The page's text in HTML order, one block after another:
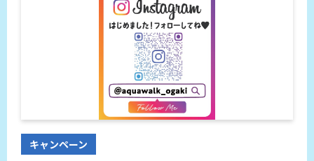
キャンペーン